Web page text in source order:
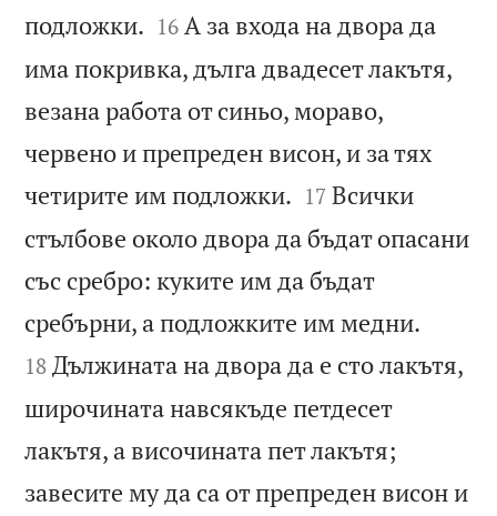
подложки. 

16 А за входа на двора да
има покривка, дълга двадесет лакътя,
везана работа от синьо, мораво,
червено и препреден висон, и за тях
четирите им подложки. 

17 Всички
стълбове около двора да бъдат опасани
със сребро: куките им да бъдат
сребърни, а подложките им медни.
18 Дължината на двора да е сто лакътя,
широчината навсякъде петдесет
лакътя, а височината пет лакътя;
завесите му да са от препреден висон и